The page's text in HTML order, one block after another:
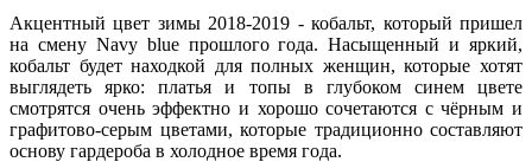
Акцентный цвет зимы 2018-2019 - кобальт, который пришел
на смену Navy blue прошлого года. Насыщенный и яркий,
кобальт будет находкой для полных женщин, которые хотят
выглядеть ярко: платья и топы в глубоком синем цвете
смотрятся очень эффектно и хорошо сочетаются с чёрным и
графитово-серым цветами, которые традиционно составляют
основу гардероба в холодное время года.